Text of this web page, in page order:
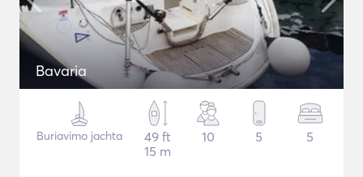
Bavaria
Buriavimo jachta
49 ft
15 m
10 5 5